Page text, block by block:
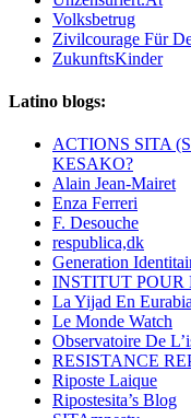
Volksbetrug
Zivilcourage Für
ZukunftsKinder
Latino blogs:
ACTIONS SITA
KESAKO?
Alain Jean-Mairet
Enza Ferreri
F. Desouche
respublica,dk
Generation
INSTITUT POUR
La Yijad En Eurabia
Le Monde Watch
Observatoire De
RESISTANCE
Riposte Laique
Ripostesita’s Blog